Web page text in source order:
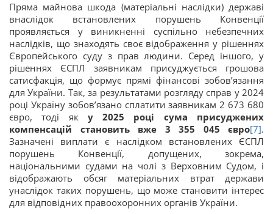
Пряма майнова шкода (матеріальні наслідки) державі
внаслідок встановлених порушень Конвенції
проявляється у виникненні суспільно небезпечних
наслідків, що знаходять своє відображення у рішеннях
Європейського суду з прав людини. Серед іншого, у
рішеннях ЄСПЛ заявникам присуджується грошова
сатисфакція, що формує прямі фінансові зобов’язання
для України. Так, за результатами розгляду справ у 2024
році Україну зобов’язано сплатити заявникам 2 673 680
євро, тоді як у 2025 році сума присуджених
компенсацій становить вже 3 355 045 євро[7].
Зазначені виплати є наслідком встановлених ЄСПЛ
порушень Конвенції, допущених, зокрема,
національними судами на чолі з Верховним Судом, і
відображають обсяг матеріальних втрат держави
унаслідок таких порушень, що може становити інтерес
для відповідних правоохоронних органів України.